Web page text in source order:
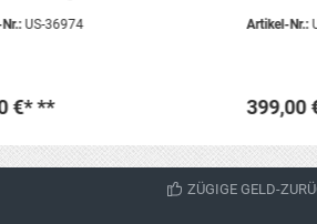
Artikel!
US-36974
€***
In den Warenkorb
Vietnam
erhalten
Artikel-Nr.:
399,00
In
ZÜGIGE GELD-